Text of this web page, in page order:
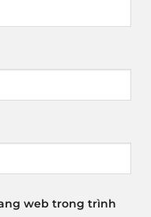
web trong trình